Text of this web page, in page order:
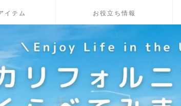
イテム お役立ち情報